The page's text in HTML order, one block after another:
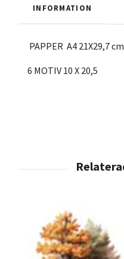
INFORMATION
PAPPER A4 21X29,7 cm
6 MOTIV 10 X 20,5